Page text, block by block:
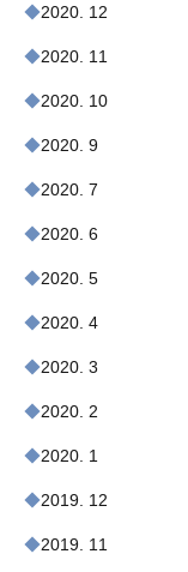
2020. 12
2020. 11
2020. 10
2020. 9
2020. 7
2020. 6
2020. 5
2020. 4
2020. 3
2020. 2
2020. 1
2019. 12
2019. 11